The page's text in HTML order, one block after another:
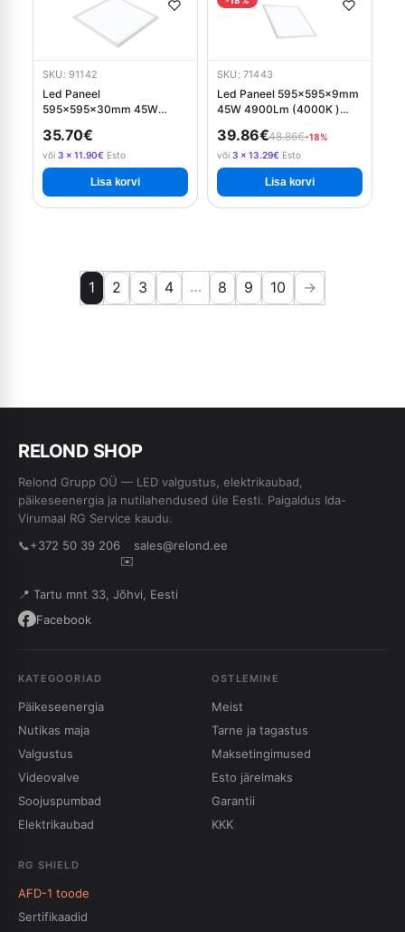
SKU: 91142
Led Paneel
595x595x30mm 45W
35.70€
või 3 × 11.90€ Esto
Lisa korvi
SKU: 71443
Led Paneel 595x595x9mm
45W 4900Lm (4000K )
39.86€48.86€-18%
või 3 × 13.29€ Esto
Lisa korvi
1 2 3 4 … 8 9 10 →
RELOND SHOP
Relond Grupp OÜ — LED valgustus, elektrikaubad,
päikeseenergia ja nutilahendused üle Eesti. Paigaldus Ida-
Virumaal RG Service kaudu.
📞+372 50 39 206
✉️
sales@relond.ee
📍 Tartu mnt 33, Jõhvi, Eesti
Facebook
KATEGOORIAD
Päikeseenergia
Nutikas maja
Valgustus
Videovalve
Soojuspumbad
Elektrikaubad
OSTLEMINE
Meist
Tarne ja tagastus
Maksetingimused
Esto järelmaks
Garantii
KKK
RG SHIELD
AFD-1 toode
Sertifikaadid